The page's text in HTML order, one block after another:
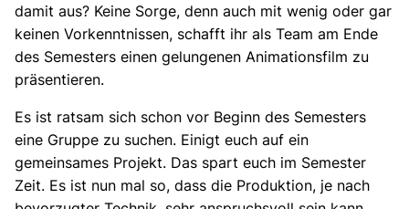
damit aus? Keine Sorge, denn auch mit wenig oder gar
keinen Vorkenntnissen, schafft ihr als Team am Ende
des Semesters einen gelungenen Animationsfilm zu
präsentieren.
Es ist ratsam sich schon vor Beginn des Semesters
eine Gruppe zu suchen. Einigt euch auf ein
gemeinsames Projekt. Das spart euch im Semester
Zeit. Es ist nun mal so, dass die Produktion, je nach